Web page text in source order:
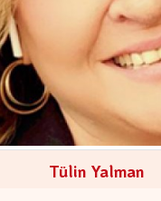
Tülin Yalman